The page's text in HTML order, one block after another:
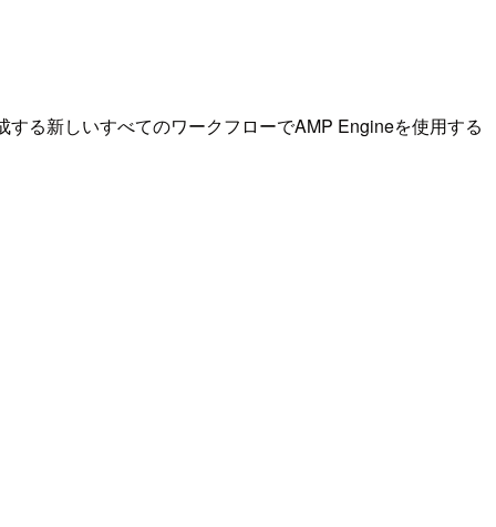
る新しいすべてのワークフローでAMP Engineを使用する